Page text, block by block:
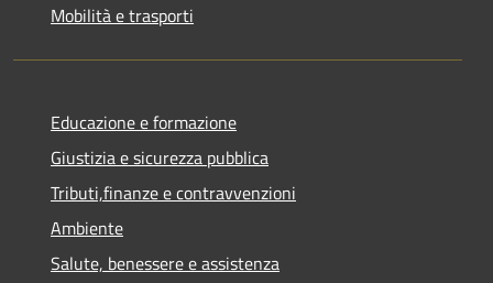
Mobilità e trasporti
Educazione e formazione
Giustizia e sicurezza pubblica
Tributi,finanze e contravvenzioni
Ambiente
Salute, benessere e assistenza